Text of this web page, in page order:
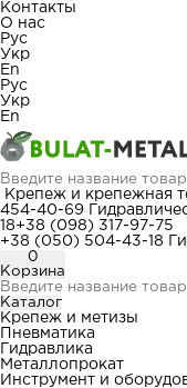
Контакты
О нас
Рус
Укр
En
Рус
Укр
En
Крепеж и крепежная
454-40-69
18+38 (098) 317-97-75
+38 (050) 504-43-18
0
Корзина
Каталог
Крепеж и метизы
Пневматика
Гидравлика
Металлопрокат
Инструмент и